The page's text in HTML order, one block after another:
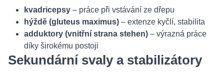
kvadricepsy – práce při vstávání ze dřepu
hýždě (gluteus maximus) – extenze kyčlí, stabilita
adduktory (vnitřní strana stehen) – výrazná práce
díky širokému postoji
Sekundární svaly a stabilizátory